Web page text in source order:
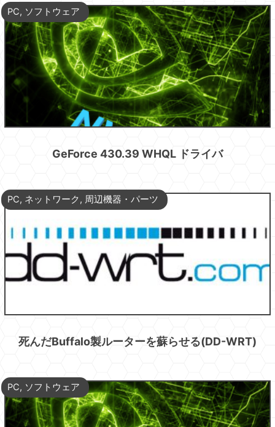
PC, ソフトウェア
GeForce 430.39 WHQL ドライバ
PC, ネットワーク, 周辺機器・パーツ
死んだBuffalo製ルーターを蘇らせる(DD-WRT)
PC, ソフトウェア